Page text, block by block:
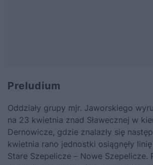
Preludium
Oddziały grupy mjr. Jaworskiego
na 23 kwietnia znad Sławecznej w
Dernowicze, gdzie znalazły się
kwietnia rano jednostki osiągnęły
Stare Szepelicze – Nowe Szepelicze.